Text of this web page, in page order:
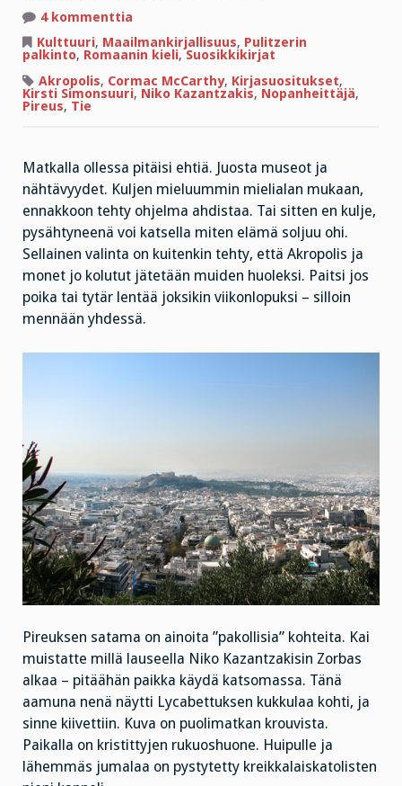
4 kommenttia
ja
muita
valintoja
Kulttuuri, Maailmankirjallisuus, Pulitzerin
palkinto, Romaanin kieli, Suosikkikirjat
Akropolis, Cormac McCarthy, Kirjasuositukset,
Kirsti Simonsuuri, Niko Kazantzakis, Nopanheittäjä,
Pireus, Tie
Matkalla ollessa pitäisi ehtiä. Juosta museot ja
nähtävyydet. Kuljen mieluummin mielialan mukaan,
ennakkoon tehty ohjelma ahdistaa. Tai sitten en kulje,
pysähtyneenä voi katsella miten elämä soljuu ohi.
Sellainen valinta on kuitenkin tehty, että Akropolis ja
monet jo kolutut jätetään muiden huoleksi. Paitsi jos
poika tai tytär lentää joksikin viikonlopuksi – silloin
mennään yhdessä.
Pireuksen satama on ainoita ”pakollisia” kohteita. Kai
muistatte millä lauseella Niko Kazantzakisin Zorbas
alkaa – pitäähän paikka käydä katsomassa. Tänä
aamuna nenä näytti Lycabettuksen kukkulaa kohti, ja
sinne kiivettiin. Kuva on puolimatkan krouvista.
Paikalla on kristittyjen rukuoshuone. Huipulle ja
lähemmäs jumalaa on pystytetty kreikkalaiskatolisten